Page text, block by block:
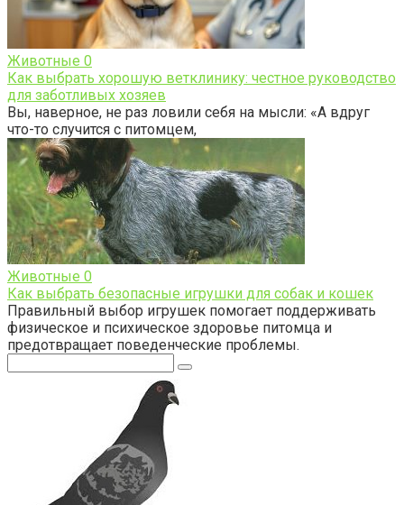
Животные 0
Как выбрать хорошую ветклинику: честное руководство
для заботливых хозяев
Вы, наверное, не раз ловили себя на мысли: «А вдруг
что-то случится с питомцем,
Животные 0
Как выбрать безопасные игрушки для собак и кошек
Правильный выбор игрушек помогает поддерживать
физическое и психическое здоровье питомца и
предотвращает поведенческие проблемы.